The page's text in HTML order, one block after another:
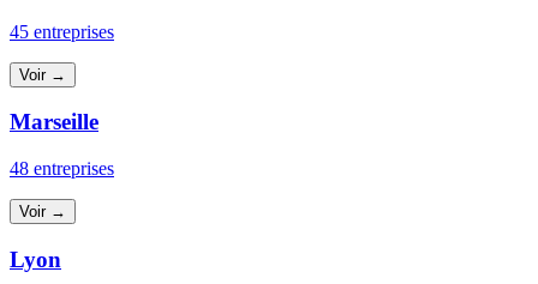
45 entreprises
Voir →
Marseille
48 entreprises
Voir →
Lyon